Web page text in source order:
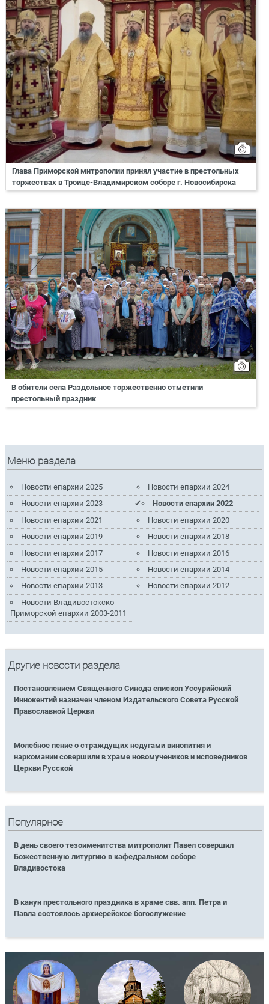
Глава Приморской митрополии принял участие в престольных
торжествах в Троице-Владимирском соборе г. Новосибирска
В обители села Раздольное торжественно отметили
престольный праздник
Меню раздела
Новости епархии 2025
Новости епархии 2024
Новости епархии 2023
Новости епархии 2022
Новости епархии 2021
Новости епархии 2020
Новости епархии 2019
Новости епархии 2018
Новости епархии 2017
Новости епархии 2016
Новости епархии 2015
Новости епархии 2014
Новости епархии 2013
Новости епархии 2012
Новости Владивостокско-
Приморской епархии 2003-2011
Другие новости раздела
Постановлением Священного Синода епископ Уссурийский
Иннокентий назначен членом Издательского Совета Русской
Православной Церкви
Молебное пение о страждущих недугами винопития и
наркомании совершили в храме новомучеников и исповедников
Церкви Русской
Популярное
В день своего тезоименитства митрополит Павел совершил
Божественную литургию в кафедральном соборе
Владивостока
В канун престольного праздника в храме свв. апп. Петра и
Павла состоялось архиерейское богослужение